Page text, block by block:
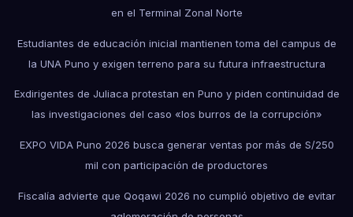
en el Terminal Zonal Norte
Estudiantes de educación inicial mantienen toma del campus de
la UNA Puno y exigen terreno para su futura infraestructura
Exdirigentes de Juliaca protestan en Puno y piden continuidad de
las investigaciones del caso «los burros de la corrupción»
EXPO VIDA Puno 2026 busca generar ventas por más de S/250
mil con participación de productores
Fiscalía advierte que Qoqawi 2026 no cumplió objetivo de evitar